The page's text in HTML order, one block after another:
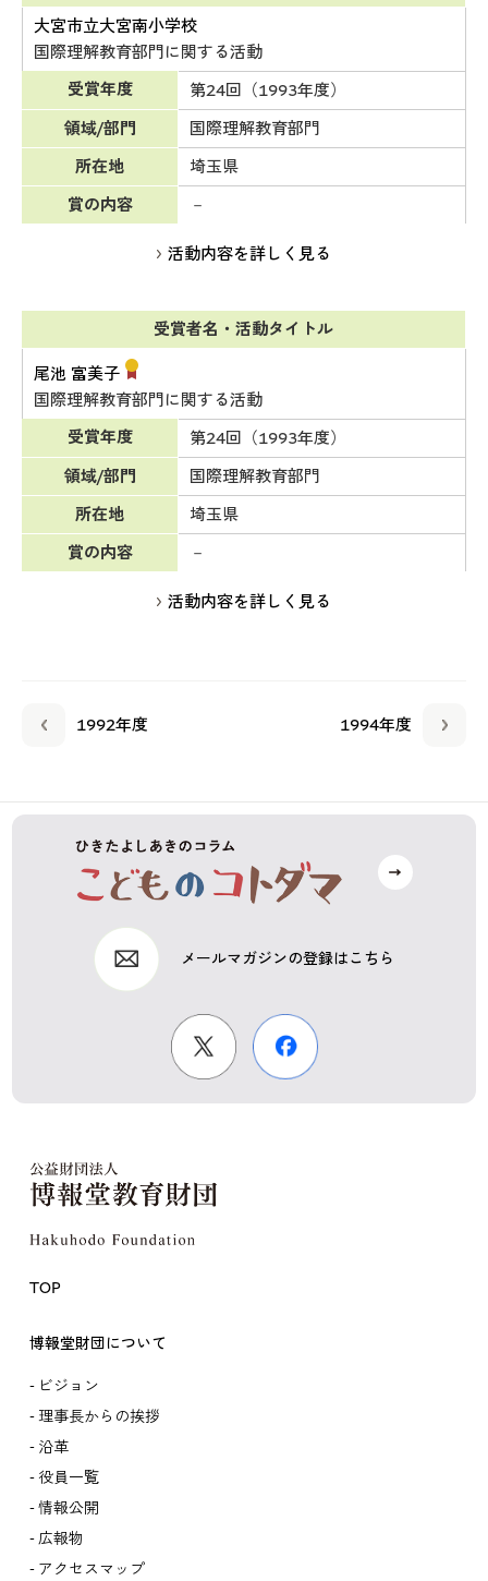
大宮市立大宮南小学校
国際理解教育部門に関する活動
受賞年度
第24回（1993年度）
領域/部門
国際理解教育部門
所在地
埼玉県
賞の内容
－
活動内容を詳しく見る
受賞者名・活動タイトル
尾池 富美子
国際理解教育部門に関する活動
受賞年度
第24回（1993年度）
領域/部門
国際理解教育部門
所在地
埼玉県
賞の内容
－
活動内容を詳しく見る
1992年度 1994年度
メールマガジンの登録はこちら
TOP
博報堂財団について
ビジョン
理事長からの挨拶
沿革
役員一覧
情報公開
広報物
アクセスマップ